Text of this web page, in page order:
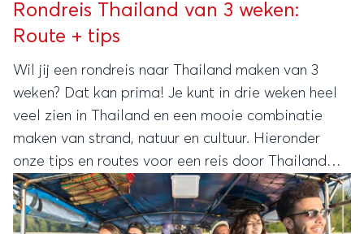
Rondreis Thailand van 3 weken:
Route + tips
Wil jij een rondreis naar Thailand maken van 3
weken? Dat kan prima! Je kunt in drie weken heel
veel zien in Thailand en een mooie combinatie
maken van strand, natuur en cultuur. Hieronder
onze tips en routes voor een reis door Thailand
van 19 tot 23 dagen.